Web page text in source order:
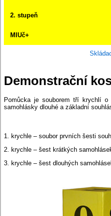
2. stupeň
MIUč+
Demonstrační
Pomůcka je souborem tří krychlí
samohlásky dlouhé a základní
1. krychle – soubor prvních šesti
2. krychle – šest krátkých
3. krychle – šest dlouhých